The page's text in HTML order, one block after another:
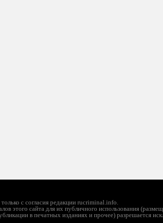
с согласия редакции rucriminal.info.
этого сайта для их публичного использования
в печатных изданиях и прочее) разрешается